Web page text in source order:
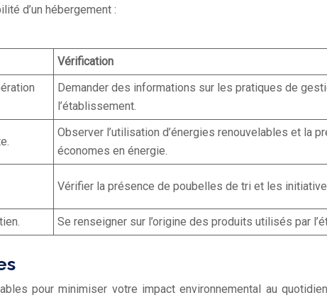
d’un hébergement :
Vérification
Demander des informations sur les pratiques de
l’établissement.
Observer l’utilisation d’énergies renouvelables et la
économes en énergie.
Vérifier la présence de poubelles de tri et les
Se renseigner sur l’origine des produits utilisés par
pour minimiser votre impact environnemental au